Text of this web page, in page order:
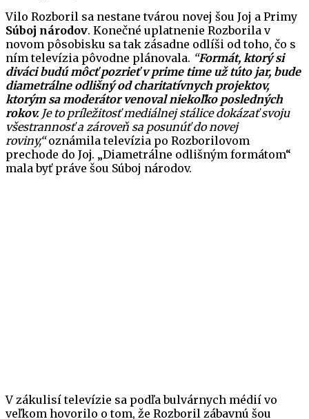
Vilo Rozboril sa nestane tvárou novej šou Joj a Primy
Súboj národov. Konečné uplatnenie Rozborila v
novom pôsobisku sa tak zásadne odlíši od toho, čo s
ním televízia pôvodne plánovala. “Formát, ktorý si
diváci budú môcť pozrieť v prime time už túto jar, bude
diametrálne odlišný od charitatívnych projektov,
ktorým sa moderátor venoval niekoľko posledných
rokov.Je to príležitosť mediálnej stálice dokázať svoju
všestrannosť a zároveň sa posunúť do novej
roviny,“oznámila televízia po Rozborilovom
prechode do Joj. „Diametrálne odlišným formátom“
mala byť práve šou Súboj národov.
V zákulisí televízie sa podľa bulvárnych médií vo
veľkom hovorilo o tom, že Rozboril zábavnú šou